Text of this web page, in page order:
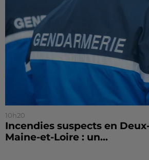
10h20
Incendies suspects en
Maine-et-Loire : un...